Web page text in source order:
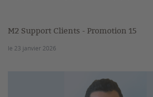
M2 Support Clients - Promotion 15
le 23 janvier 2026